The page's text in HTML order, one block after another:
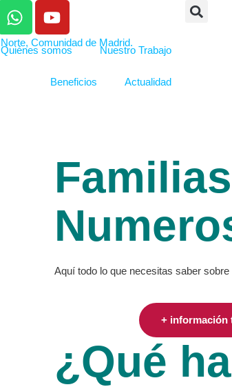
Quiénes somos Nuestro Trabajo
Beneficios Actualidad
Familias
Aquí todo lo que necesitas saber
+ información
¿Qué